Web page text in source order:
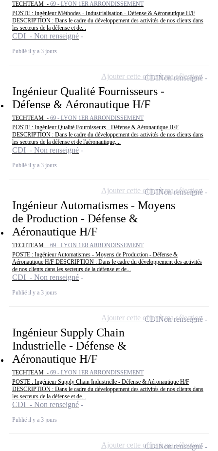
TECHTEAM - 69 - LYON 1ER ARRONDISSEMENT
POSTE : Ingénieur Méthodes - Industrialisation - Défense & Aéronautique H/F
DESCRIPTION : Dans le cadre du développement des activités de nos clients dans
les secteurs de la défense et de...
CDI - Non renseigné
Publié il y a 3 jours
Ingénieur Qualité Fournisseurs -
Défense & Aéronautique H/F
TECHTEAM - 69 - LYON 1ER ARRONDISSEMENT
POSTE : Ingénieur Qualité Fournisseurs - Défense & Aéronautique H/F
DESCRIPTION : Dans le cadre du développement des activités de nos clients dans
les secteurs de la défense et de l'aéronautique,...
CDI - Non renseigné
Publié il y a 3 jours
CDINon renseigné
Ajouter cette offre à ma sélection
Ingénieur Automatismes - Moyens
de Production - Défense &
Aéronautique H/F
TECHTEAM - 69 - LYON 1ER ARRONDISSEMENT
POSTE : Ingénieur Automatismes - Moyens de Production - Défense &
Aéronautique H/F DESCRIPTION : Dans le cadre du développement des activités
de nos clients dans les secteurs de la défense et de...
CDI - Non renseigné
Publié il y a 3 jours
CDINon renseigné
Ajouter cette offre à ma sélection
Ingénieur Supply Chain
Industrielle - Défense &
Aéronautique H/F
TECHTEAM - 69 - LYON 1ER ARRONDISSEMENT
POSTE : Ingénieur Supply Chain Industrielle - Défense & Aéronautique H/F
DESCRIPTION : Dans le cadre du développement des activités de nos clients dans
les secteurs de la défense et de...
CDI - Non renseigné
Publié il y a 3 jours
CDINon renseigné
Ajouter cette offre à ma sélection
CDINon renseigné
Ajouter cette offre à ma sélection